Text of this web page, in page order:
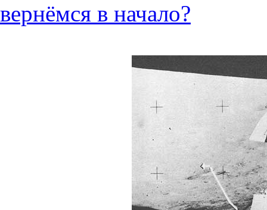
вернёмся в начало?